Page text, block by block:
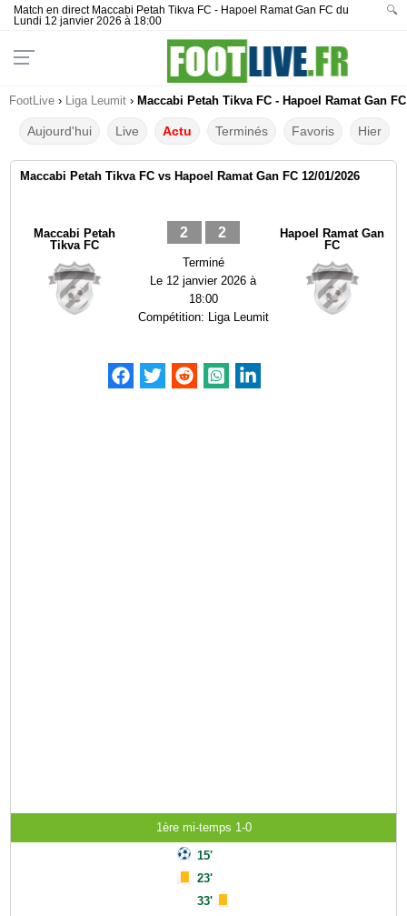
Match en direct Maccabi Petah Tikva FC - Hapoel Ramat Gan FC du
Lundi 12 janvier 2026 à 18:00
🔍
FootLive › Liga Leumit › Maccabi Petah Tikva FC - Hapoel Ramat Gan
Aujourd'hui Live Actu Terminés Favoris Hier
Maccabi Petah Tikva FC vs Hapoel Ramat Gan FC 12/01/2026
Maccabi Petah
Tikva FC
2 2
Terminé
Le 12 janvier 2026 à
18:00
Compétition: Liga Leumit
Hapoel Ramat Gan
FC
1ère mi-temps 1-0
15'
23'
33'